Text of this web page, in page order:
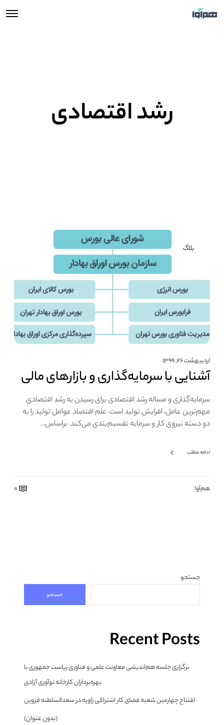
رشد اقتصادی
بلاگ
اردیبهشت ۲۶, ۱۳۹۹
آشنایی با سرمایه‌گذاری و بازارهای مالی
سرمایه‌گذاری و مساله رشد اقتصادی برای رسیدن به رشد اقتصادی
مهم‌ترین عامل، افزایش تولید است. علم اقتصاد عوامل تولید را به
دو دسته نیروی کار و سرمایه تقسیم‌بندی می‌کند. براساس…
ادامه مطلب
هم‌آوا 0
جستجو
جستجو
Recent Posts
برگزاری جلسه هم‌اندیشی معاونت علمی و فناوری ریاست جمهوری با
بهره‌برداران کارخانه نوآوری آزادی
افتتاح چهارمین شعبه فضای کار اشتراکی زاویه در سعدالسلطنه قزوین
(بدون عنوان)